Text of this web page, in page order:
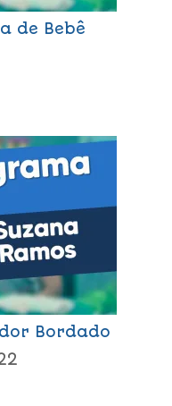
de Bebê
Bordado